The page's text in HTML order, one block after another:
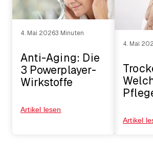
4. Mai 20263 Minuten
Anti-Aging: Die
3 Powerplayer-
Wirkstoffe
Artikel lesen
4. Mai
Artikel